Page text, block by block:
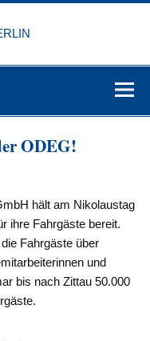
ODEG!
hält am Nikolaustag
ihre Fahrgäste bereit.
Fahrgäste über
und
bis nach Zittau 50.000